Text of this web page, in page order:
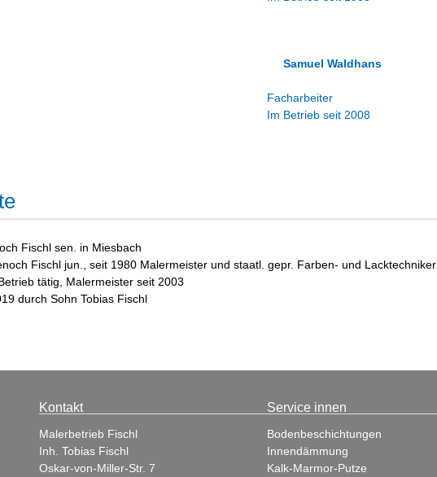
Samuel Waldhans
Facharbeiter
Im Betrieb seit 2008
Fischl sen. in Miesbach
Fischl jun., seit 1980 Malermeister und staatl. gepr. Farben- und Lacktechniker
tätig, Malermeister seit 2003
durch Sohn Tobias Fischl
Kontakt
Malerbetrieb Fischl
Inh. Tobias Fischl
Oskar-von-Miller-Str. 7
Service innen
Bodenbeschichtungen
Innendämmung
Kalk-Marmor-Putze